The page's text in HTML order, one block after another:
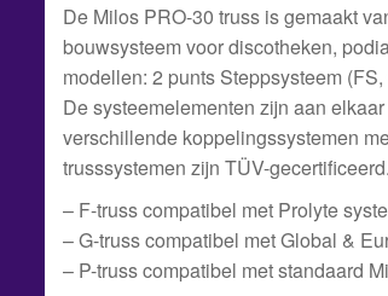
De Milos PRO-30 truss is gemaakt
bouwsysteem voor discotheken,
modellen: 2 punts Steppsysteem
De systeemelementen zijn aan
verschillende koppelingssystemen
trusssystemen zijn TÜV-gecertificeerd.
– F-truss compatibel met Prolyte
– G-truss compatibel met Global &
– P-truss compatibel met standaard